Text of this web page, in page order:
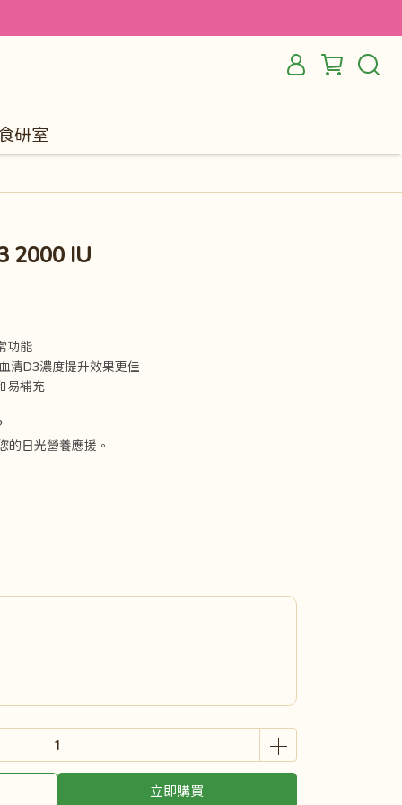
研室
2000 IU
功能
清D3濃度提升效果更佳
易補充
的日光營養應援。
立即購買